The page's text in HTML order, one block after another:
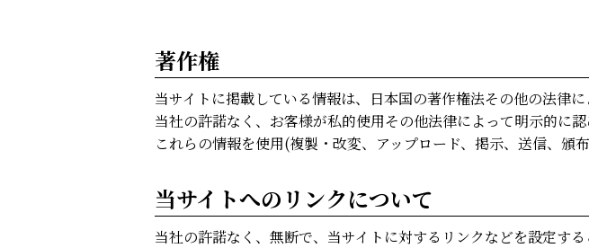
著作権
当サイトに掲載している情報は、日本国の著作権法その他の法律に
当社の許諾なく、お客様が私的使用その他法律によって明示的に認
これらの情報を使用(複製・改変、アップロード、掲示、送信、
当サイトへのリンクについて
当社の許諾なく、無断で、当サイトに対するリンクなどを設定する